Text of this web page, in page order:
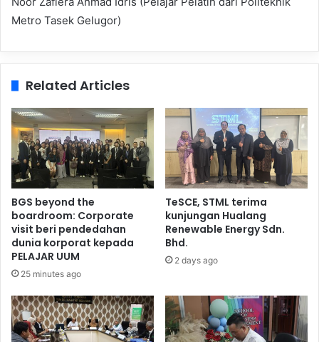
Metro Tasek Gelugor)
Related Articles
BGS beyond the
boardroom: Corporate
visit beri pendedahan
dunia korporat kepada
PELAJAR UUM
25 minutes ago
TeSCE, STML terima
kunjungan Hualang
Renewable Energy Sdn.
Bhd.
2 days ago